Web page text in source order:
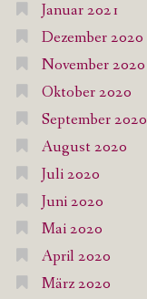
Januar 2021
Dezember 2020
November 2020
Oktober 2020
September 2020
August 2020
Juli 2020
Juni 2020
Mai 2020
April 2020
März 2020